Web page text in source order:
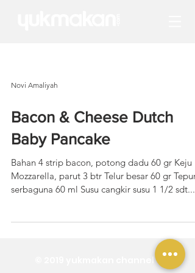
Novi Amaliyah
Bacon & Cheese Dutch
Baby Pancake
Bahan 4 strip bacon, potong dadu 60 gr Keju
Mozzarella, parut 3 btr Telur besar 60 gr
serbaguna 60 ml Susu cangkir susu 1 1/2 sdt...
© 2019 yukmakan channel